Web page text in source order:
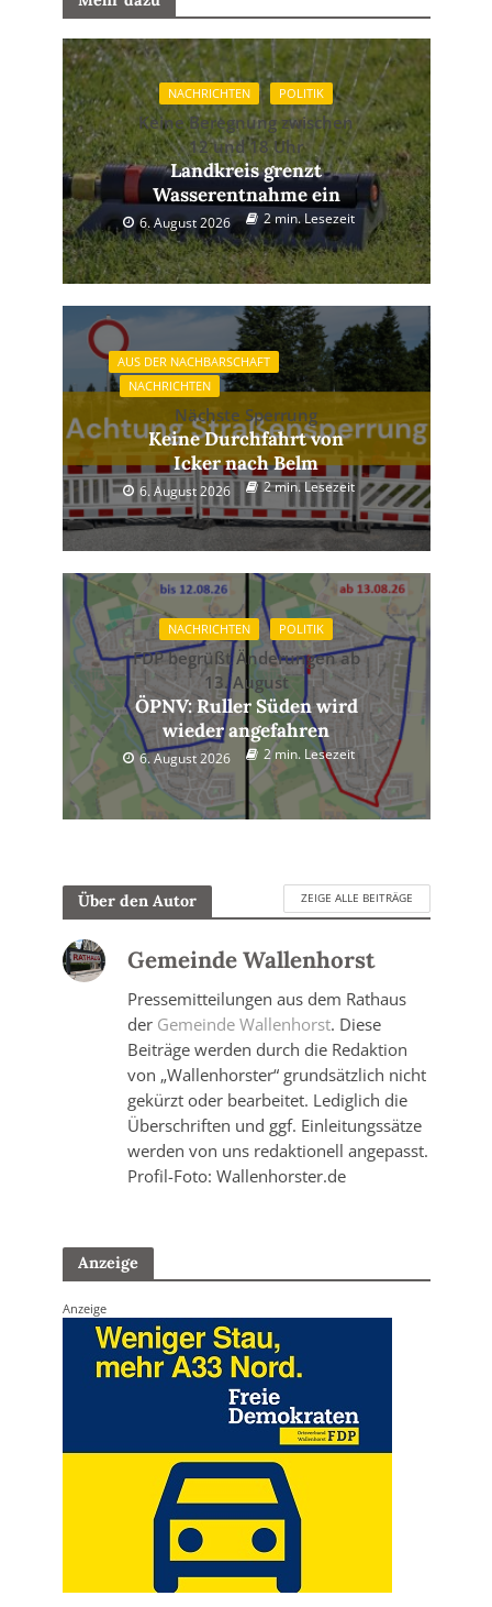
NACHRICHTEN POLITIK
Keine Beregnung zwischen
12 und 18 Uhr
Landkreis grenzt
Wasserentnahme ein
6. August 2026 2 min. Lesezeit
AUS DER NACHBARSCHAFT
NACHRICHTEN
Nächste Sperrung
Keine Durchfahrt von
Icker nach Belm
6. August 2026 2 min. Lesezeit
NACHRICHTEN POLITIK
FDP begrüßt Änderungen ab
13. August
ÖPNV: Ruller Süden wird
wieder angefahren
6. August 2026 2 min. Lesezeit
Über den Autor ZEIGE ALLE BEITRÄGE
Gemeinde Wallenhorst
Pressemitteilungen aus dem Rathaus
der Gemeinde Wallenhorst. Diese
Beiträge werden durch die Redaktion
von „Wallenhorster“ grundsätzlich nicht
gekürzt oder bearbeitet. Lediglich die
Überschriften und ggf. Einleitungssätze
werden von uns redaktionell angepasst.
Profil-Foto: Wallenhorster.de
Anzeige
Anzeige